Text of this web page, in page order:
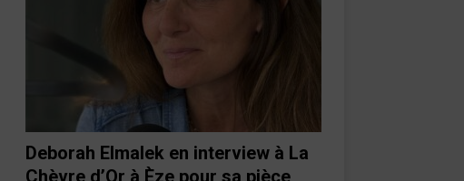
Deborah Elmalek en interview à La